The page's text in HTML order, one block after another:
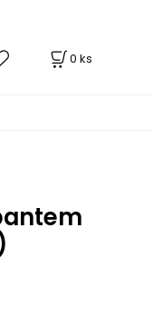
0 ks